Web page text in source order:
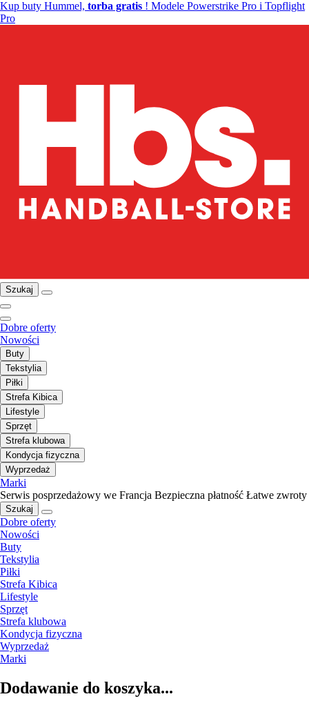
Kup buty Hummel, torba gratis ! Modele Powerstrike Pro i Topflight
Pro
Szukaj
Dobre oferty
Nowości
Buty
Tekstylia
Piłki
Strefa Kibica
Lifestyle
Sprzęt
Strefa klubowa
Kondycja fizyczna
Wyprzedaż
Marki
Serwis posprzedażowy we Francja Bezpieczna płatność Łatwe zwroty
Szukaj
Dobre oferty
Nowości
Buty
Tekstylia
Piłki
Strefa Kibica
Lifestyle
Sprzęt
Strefa klubowa
Kondycja fizyczna
Wyprzedaż
Marki
Dodawanie do koszyka...